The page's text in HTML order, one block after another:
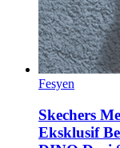
Fesyen
Skechers
Eksklusif